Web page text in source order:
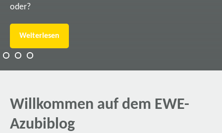
oder?
Weiterlesen
Willkommen auf dem EWE-
Azubiblog